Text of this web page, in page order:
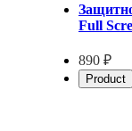
Full
890 ₽
Product